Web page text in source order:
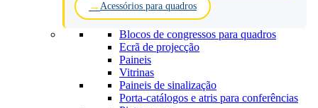
Acessórios para quadros
Blocos de congressos para quadros
Ecrã de projecção
Paineis
Vitrinas
Paineis de sinalização
Porta-catálogos e atris para conferências